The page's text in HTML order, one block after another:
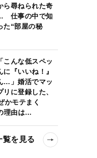
ら尋ねられた奇
仕事の中で知
た“部屋の秘
こんな低スペッ
に『いいね！』
…」婚活でマッ
リに登録した、
かモテまく
理由は…
覧を見る